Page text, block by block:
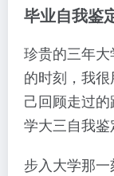
毕业自我鉴
珍贵的三年
的时刻，我
己回顾走过
学大三自我鉴
步入大学那